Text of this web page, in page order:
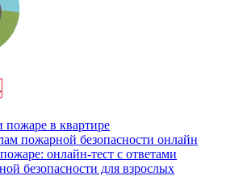
пожаре в квартире
пожарной безопасности онлайн
онлайн-тест с ответами
безопасности для взрослых